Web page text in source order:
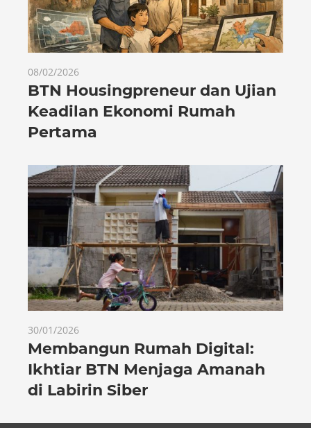
08/02/2026
BTN Housingpreneur dan Ujian
Keadilan Ekonomi Rumah
Pertama
30/01/2026
Membangun Rumah Digital:
Ikhtiar BTN Menjaga Amanah
di Labirin Siber